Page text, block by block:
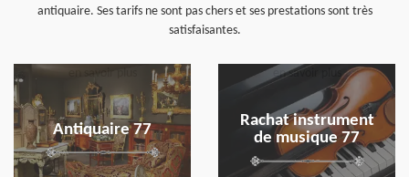
antiquaire. Ses tarifs ne sont pas chers et ses prestations sont très
satisfaisantes.
Antiquaire 77
en savoir plus
Rachat instrument
de musique 77
en savoir plus